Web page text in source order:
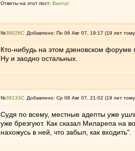
Ответы на этот пост: Вантус
№38026 Добавлено: Пн 06 Авг 07, 19:17 (19 лет
Кто-нибудь на этом дзеновском форуме
Ну и заодно остальных.
№38133 Добавлено: Ср 08 Авг 07, 21:02 (19 лет
Судя по всему, местные адепты уже
уже брезгуют. Как сказал Миларепа на
нахожусь в ней, что забыл, как входить".